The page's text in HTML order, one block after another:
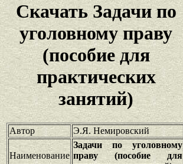
Скачать Задачи по
уголовному праву
(пособие для
практических
занятий)
Автор Э.Я. Немировский
Наименование
Задачи по уголовному
праву (пособие для